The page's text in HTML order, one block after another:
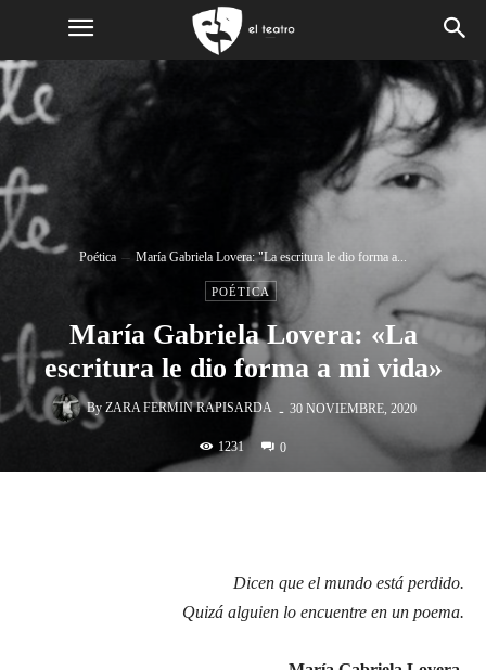
Poética María Gabriela Lovera: "La escritura le dio forma a...
POÉTICA
María Gabriela Lovera: «La
escritura le dio forma a mi vida»
By ZARA FERMIN RAPISARDA - 30 NOVIEMBRE, 2020
1231 0
Dicen que el mundo está perdido.
Quizá alguien lo encuentre en un poema.